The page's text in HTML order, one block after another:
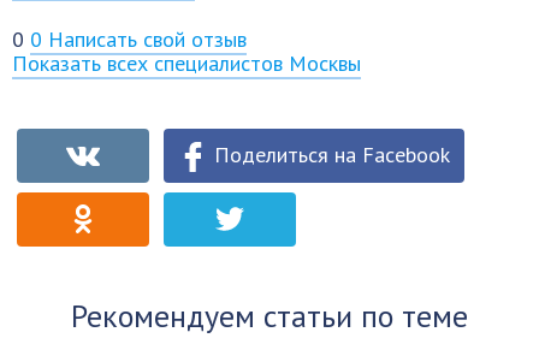
0 0 Написать свой отзыв
Показать всех специалистов Москвы
Поделиться на Facebook
Рекомендуем статьи по теме